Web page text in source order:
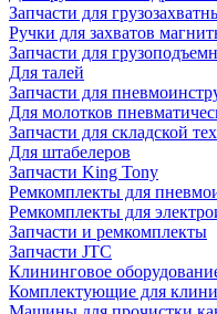
Запчасти для
Ручки для захватов
Запчасти для
Для талей
Запчасти для
Для молотков
Запчасти для складской
Для штабелеров
Запчасти King Tony
Ремкомплекты для
Ремкомплекты для
Запчасти и ремкомплекты
Запчасти JTC
Клининговое
Комплектующие для